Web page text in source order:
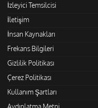
İzleyici Temsilcisi
İletişim
İnsan Kaynakları
Frekans Bilgileri
Gizlilik Politikası
Çerez Politikası
Kullanım Şartları
Aydınlatma Metni